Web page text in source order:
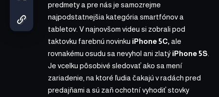
predmety a pre nás je samozrejme
najpodstatnejšia kategória smartfónov a
tabletov. V najnovšom videu si zobrali pod
taktovku farebnú novinku iPhone 5C, ale
rovnakému osudu sa nevyhol ani zlatý iPhone 5S.
Je vcelku pôsobivé sledovať ako sa mení
zariadenie, na ktoré ľudia čakajú v radách pred
predajňami a sú zaň ochotní vyhodiť stovky